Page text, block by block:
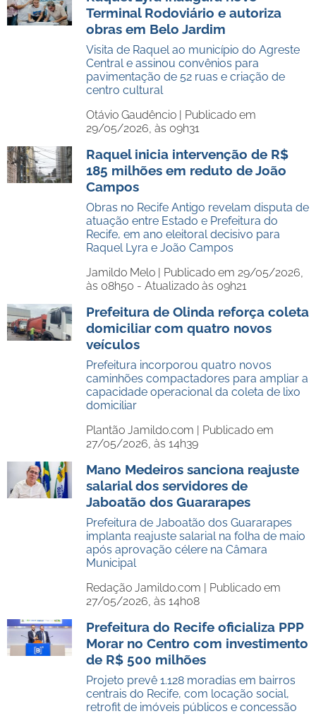
Terminal Rodoviário e autoriza
obras em Belo Jardim
Visita de Raquel ao município do Agreste
Central e assinou convênios para
pavimentação de 52 ruas e criação de
centro cultural
Otávio Gaudêncio | Publicado em
29/05/2026, às 09h31
Raquel inicia intervenção de R$
185 milhões em reduto de João
Campos
Obras no Recife Antigo revelam disputa de
atuação entre Estado e Prefeitura do
Recife, em ano eleitoral decisivo para
Raquel Lyra e João Campos
Jamildo Melo | Publicado em 29/05/2026,
às 08h50 - Atualizado às 09h21
Prefeitura de Olinda reforça coleta
domiciliar com quatro novos
veículos
Prefeitura incorporou quatro novos
caminhões compactadores para ampliar a
capacidade operacional da coleta de lixo
domiciliar
Plantão Jamildo.com | Publicado em
27/05/2026, às 14h39
Mano Medeiros sanciona reajuste
salarial dos servidores de
Jaboatão dos Guararapes
Prefeitura de Jaboatão dos Guararapes
implanta reajuste salarial na folha de maio
após aprovação célere na Câmara
Municipal
Redação Jamildo.com | Publicado em
27/05/2026, às 14h08
Prefeitura do Recife oficializa PPP
Morar no Centro com investimento
de R$ 500 milhões
Projeto prevê 1.128 moradias em bairros
centrais do Recife, com locação social,
retrofit de imóveis públicos e concessão